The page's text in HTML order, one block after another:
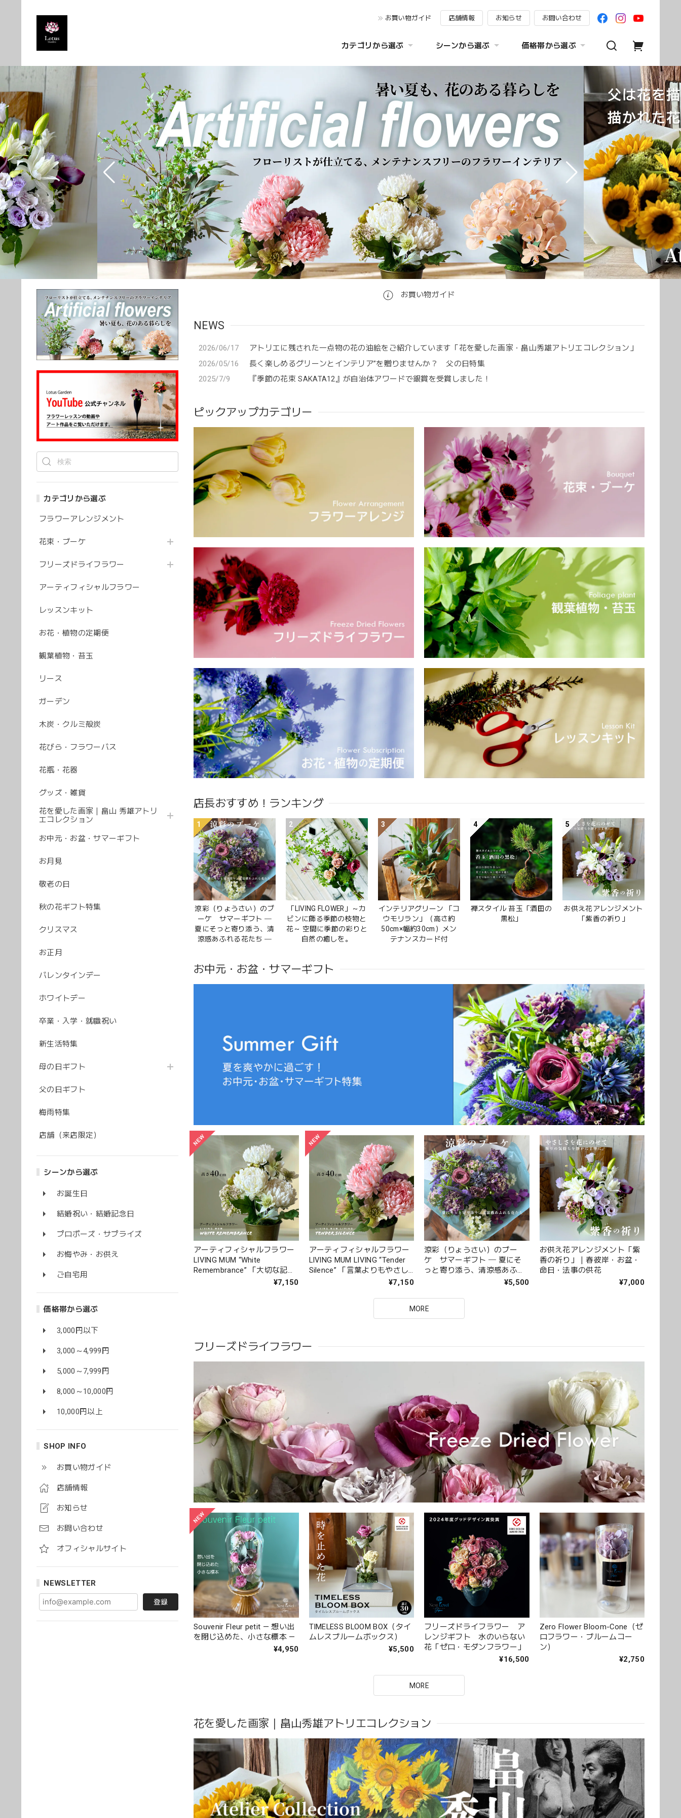
お買い物ガイド 店舗情報 お知らせ お問い合わせ
カテゴリから選ぶ シーンから選ぶ 価格帯から選ぶ
カテゴリから選ぶ
フラワーアレンジメント
花束・ブーケ
フリーズドライフラワー
アーティフィシャルフラワー
レッスンキット
お花・植物の定期便
観葉植物・苔玉
リース
ガーデン
木炭・クルミ殻炭
花びら・フラワーバス
花瓶・花器
グッズ・雑貨
花を愛した画家｜畠山 秀雄アトリ
エコレクション
お中元・お盆・サマーギフト
お月見
敬老の日
秋の花ギフト特集
クリスマス
お正月
バレンタインデー
ホワイトデー
卒業・入学・就職祝い
新生活特集
母の日ギフト
父の日ギフト
梅雨特集
店舗（来店限定）
シーンから選ぶ
お誕生日
結婚祝い・結婚記念日
プロポーズ・サプライズ
お悔やみ・お供え
ご自宅用
価格帯から選ぶ
3,000円以下
3,000～4,999円
5,000～7,999円
8,000～10,000円
10,000円以上
SHOP INFO
お買い物ガイド
店舗情報
お知らせ
お問い合わせ
オフィシャルサイト
NEWSLETTER
登録
お買い物ガイド
NEWS
2026/06/17
アトリエに残された一点物の花の油絵をご紹介しています「花を愛した画家・畠山秀雄アトリエコレクション」
2026/05/16
長く楽しめるグリーンとインテリア”を贈りませんか？ 父の日特集
2025/7/9
『季節の花束 SAKATA12』が自治体アワードで銀賞を受賞しました！
店長おすすめ！ランキング
1
涼彩（りょうさい）のブ
ーケ サマーギフト ─
夏にそっと寄り添う、清
涼感あふれる花たち ─
2
「LIVING FLOWER」～カ
ビンに飾る季節の枝物と
花～ 空間に季節の彩りと
自然の癒しを。
3
インテリアグリーン 「コ
ウモリラン」（高さ約
50cm×幅約30cm）メン
テナンスカード付
4
禅スタイル 苔玉「酒田の
黒松」
5
お供え花アレンジメント
「紫香の祈り」
ピックアップカテゴリー
お中元・お盆・サマーギフト
アーティフィシャルフラワー
LIVING MUM “White
Remembrance” 「大切な記憶
と共に寄り添う花」お悔やみ
¥7,150
アーティフィシャルフラワー
LIVING MUM LIVING “Tender
Silence” 「言葉よりもやさし
く」お悔やみやお供えに¥7,150
涼彩（りょうさい）のブー
ケ サマーギフト ─ 夏にそ
っと寄り添う、清涼感あふれ
¥5,500
お供え花アレンジメント「紫
香の祈り」｜春彼岸・お盆・
命日・法事の供花
¥7,000
MORE
フリーズドライフラワー
Souvenir Fleur petit — 想い出
を閉じ込めた、小さな標本 —
¥4,950
TIMELESS BLOOM BOX（タイ
ムレスブルームボックス）
¥5,500
フリーズドライフラワー ア
レンジギフト 水のいらない
花「ゼロ・モダンフラワー」
¥16,500
Zero Flower Bloom‑Cone（ゼ
ロフラワー・ブルームコー
ン）
¥2,750
MORE
花を愛した画家｜畠山秀雄アトリエコレクション